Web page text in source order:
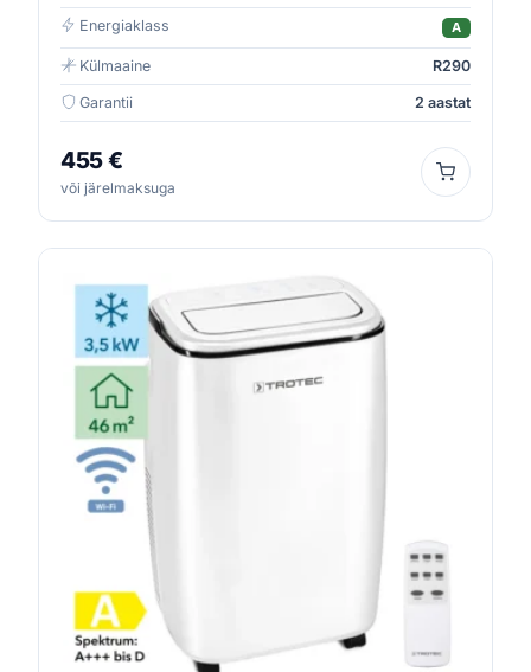
Energiaklass A
Külmaaine R290
Garantii 2 aastat
455 €
või järelmaksuga